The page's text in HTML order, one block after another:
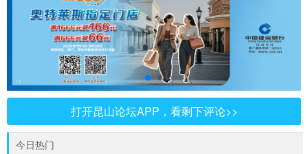
打开昆山论坛APP，看剩下评论>>
今日热门